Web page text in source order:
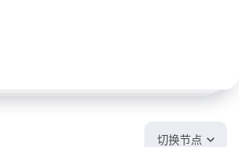
切换节点